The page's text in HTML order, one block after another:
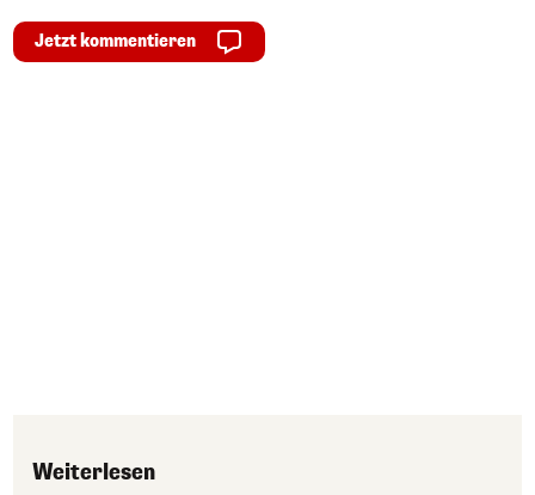
Jetzt kommentieren
Weiterlesen